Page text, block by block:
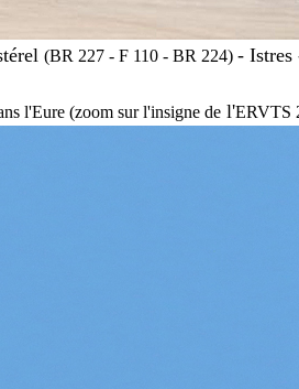
(BR 227 - F 110 - BR 224) - Istres
l'Eure (zoom sur l'insigne de l'ERVTS